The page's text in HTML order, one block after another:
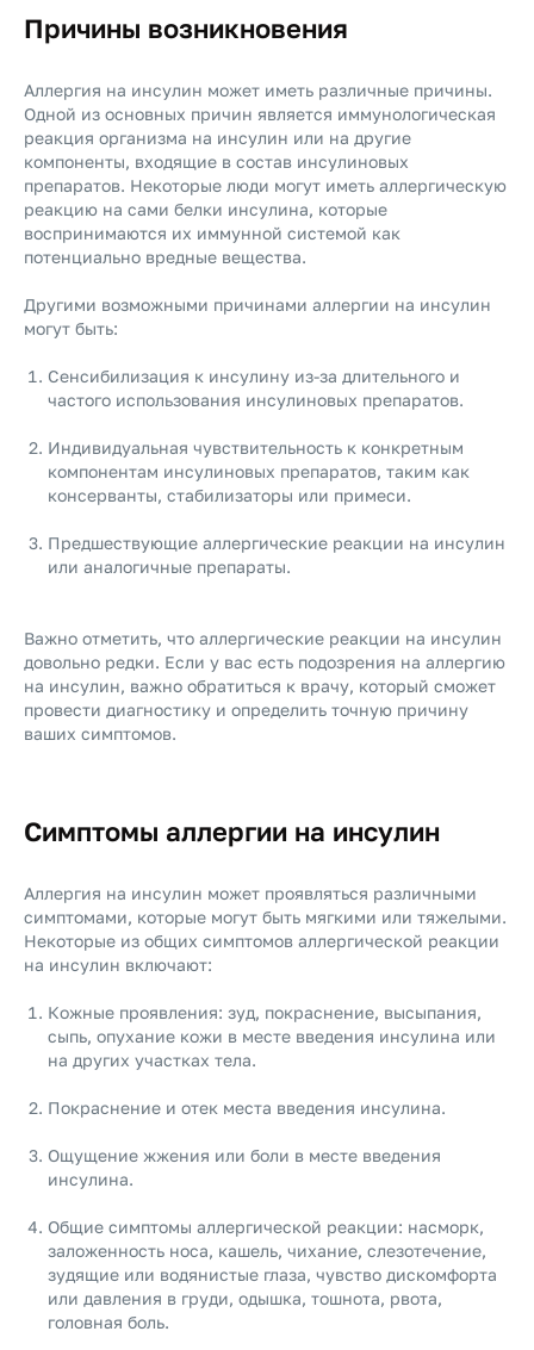
Причины возникновения
Аллергия на инсулин может иметь различные причины.
Одной из основных причин является иммунологическая
реакция организма на инсулин или на другие
компоненты, входящие в состав инсулиновых
препаратов. Некоторые люди могут иметь аллергическую
реакцию на сами белки инсулина, которые
воспринимаются их иммунной системой как
потенциально вредные вещества.
Другими возможными причинами аллергии на инсулин
могут быть:
Сенсибилизация к инсулину из-за длительного и
частого использования инсулиновых препаратов.
Индивидуальная чувствительность к конкретным
компонентам инсулиновых препаратов, таким как
консерванты, стабилизаторы или примеси.
Предшествующие аллергические реакции на инсулин
или аналогичные препараты.
Важно отметить, что аллергические реакции на инсулин
довольно редки. Если у вас есть подозрения на аллергию
на инсулин, важно обратиться к врачу, который сможет
провести диагностику и определить точную причину
ваших симптомов.
Симптомы аллергии на инсулин
Аллергия на инсулин может проявляться различными
симптомами, которые могут быть мягкими или тяжелыми.
Некоторые из общих симптомов аллергической реакции
на инсулин включают:
Кожные проявления: зуд, покраснение, высыпания,
сыпь, опухание кожи в месте введения инсулина или
на других участках тела.
Покраснение и отек места введения инсулина.
Ощущение жжения или боли в месте введения
инсулина.
Общие симптомы аллергической реакции: насморк,
заложенность носа, кашель, чихание, слезотечение,
зудящие или водянистые глаза, чувство дискомфорта
или давления в груди, одышка, тошнота, рвота,
головная боль.